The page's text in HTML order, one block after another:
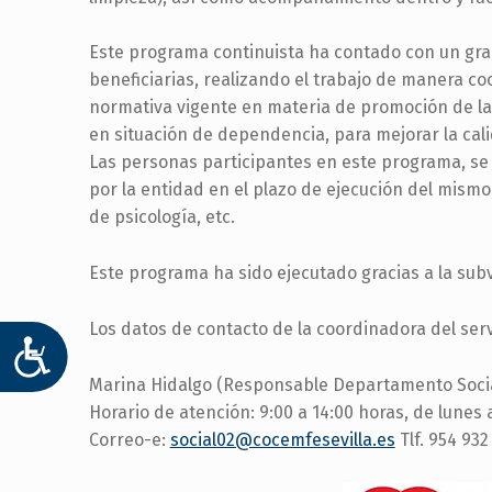
ACCESIBILIDAD
Este programa continuista ha contado con un
beneficiarias, realizando el trabajo de manera
normativa vigente en materia de promoción de
en situación de dependencia, para mejorar la
Las personas participantes en este programa,
por la entidad en el plazo de ejecución del
de psicología, etc.
Este programa ha sido ejecutado gracias a la
Los datos de contacto de la coordinadora del
Marina Hidalgo (Responsable Departamento
Horario de atención: 9:00 a 14:00 horas, de lunes
Correo-e: social02@cocemfesevilla.es Tlf. 954 932